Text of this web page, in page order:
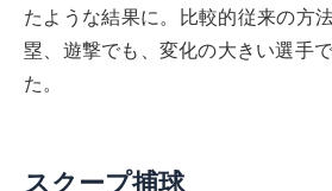
たような結果に。比較的従来の方
塁、遊撃でも、変化の大きい選手
た。